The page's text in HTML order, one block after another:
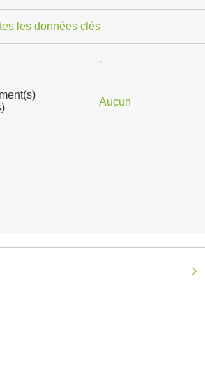
les données clés
-
Aucun